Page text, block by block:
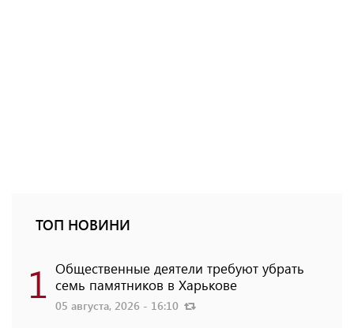
ТОП НОВИНИ
1 Общественные деятели требуют убрать
семь памятников в Харькове
05 августа, 2026 - 16:10